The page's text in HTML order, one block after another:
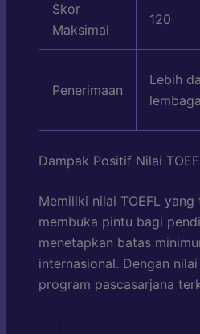
Skor
Maksimal
120
Penerimaan
Lebih
lembaga
Dampak Positif Nilai
Memiliki nilai TOEFL
membuka pintu bagi
menetapkan batas
internasional. Dengan
program pascasarjana